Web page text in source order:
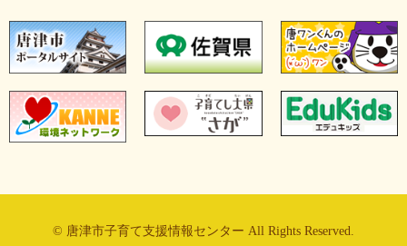
© 唐津市子育て支援情報センター All Rights Reserved.